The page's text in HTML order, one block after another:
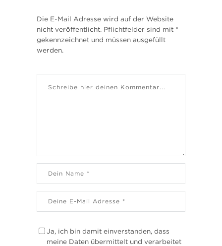
Die E-Mail Adresse wird auf der Website
nicht veröffentlicht. Pflichtfelder sind mit *
gekennzeichnet und müssen ausgefüllt
werden.
Ja, ich bin damit einverstanden, dass
meine Daten übermittelt und verarbeitet